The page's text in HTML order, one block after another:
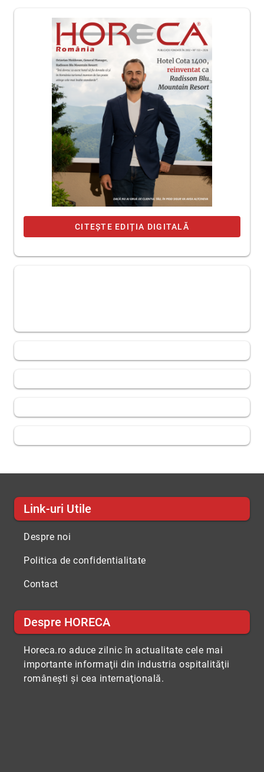
CITEȘTE EDIȚIA DIGITALĂ
Link-uri Utile
Despre noi
Politica de confidentialitate
Contact
Despre HORECA
Horeca.ro aduce zilnic în actualitate cele mai
importante informaţii din industria ospitalităţii
româneşti şi cea internaţională.